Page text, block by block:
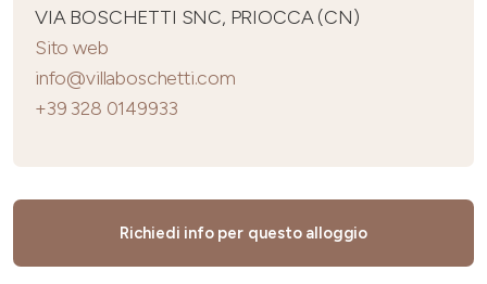
VIA BOSCHETTI SNC, PRIOCCA (CN)
Sito web
info@villaboschetti.com
+39 328 0149933
Richiedi info per questo alloggio